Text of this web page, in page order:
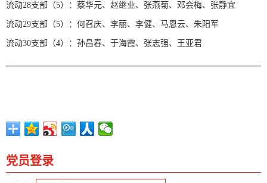
流动28支部（5）：蔡华元、赵继业、张燕菊、邓会梅、张静宜
流动29支部（5）：何召庆、李丽、李健、马恩云、朱阳军
流动30支部（4）：孙昌春、于海霞、张志强、王亚君
党员登录